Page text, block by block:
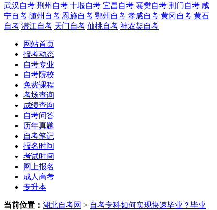
武汉自考 荆州自考 十堰自考 宜昌自考 襄樊自考 荆门自考 咸
宁自考 随州自考 恩施自考 鄂州自考 孝感自考 黄冈自考 黄石
自考 潜江自考 天门自考 仙桃自考 神农架自考
网站首页
报考动态
自考专业
自考院校
免费课程
考场查询
成绩查询
自考问答
历年真题
自考笔记
报名时间
考试时间
网上报名
成人高考
专升本
当前位置： 湖北自考网 > 自考专科如何实现快速毕业？毕业